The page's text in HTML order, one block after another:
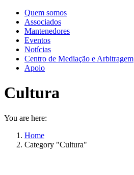
Quem somos
Associados
Mantenedores
Eventos
Notícias
Centro de Mediação e Arbitragem
Apoio
Cultura
You are here:
Home
Category "Cultura"